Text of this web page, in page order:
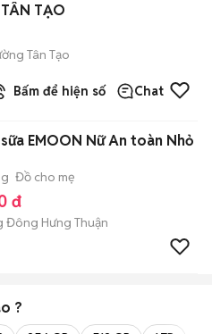
TẠO
Tân Tạo
Bấm để hiện số Chat
EMOON Nữ An toàn Nhỏ
Đồ cho mẹ
đ
Đông Hưng Thuận
?